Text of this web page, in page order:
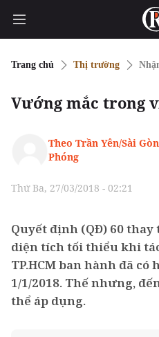
Trang chủ Thị trường
Vướng mắc trong
Theo Trần Yên/Sài
Phóng
Thứ Ba, 27/03/2018 - 02:21
Quyết định (QĐ) 60 thay
diện tích tối thiểu khi
TP.HCM ban hành đã
1/1/2018. Thế nhưng,
thể áp dụng.